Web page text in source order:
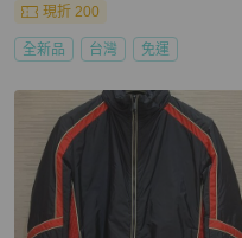
現折 200
全新品 台灣 免運